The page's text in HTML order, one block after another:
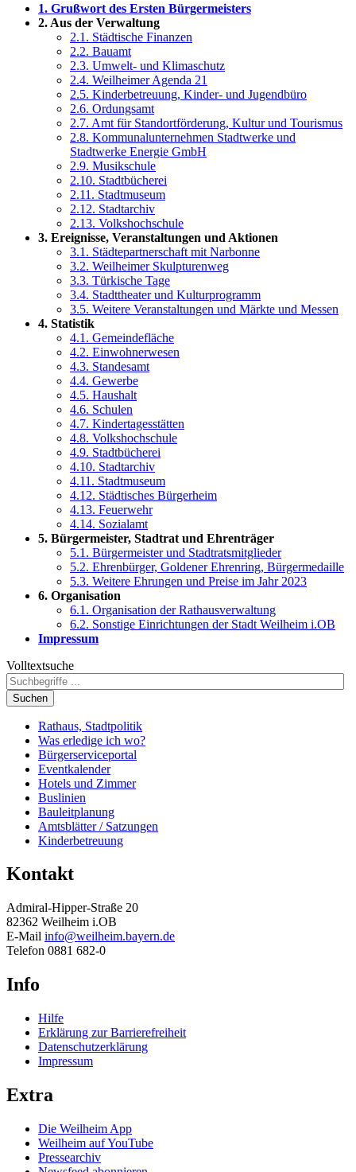
1. Grußwort des Ersten Bürgermeisters
2. Aus der Verwaltung
2.1. Städtische Finanzen
2.2. Bauamt
2.3. Umwelt- und Klimaschutz
2.4. Weilheimer Agenda 21
2.5. Kinderbetreuung, Kinder- und Jugendbüro
2.6. Ordungsamt
2.7. Amt für Standortförderung, Kultur und Tourismus
2.8. Kommunalunternehmen Stadtwerke und
Stadtwerke Energie GmbH
2.9. Musikschule
2.10. Stadtbücherei
2.11. Stadtmuseum
2.12. Stadtarchiv
2.13. Volkshochschule
3. Ereignisse, Veranstaltungen und Aktionen
3.1. Städtepartnerschaft mit Narbonne
3.2. Weilheimer Skulpturenweg
3.3. Türkische Tage
3.4. Stadttheater und Kulturprogramm
3.5. Weitere Veranstaltungen und Märkte und Messen
4. Statistik
4.1. Gemeindefläche
4.2. Einwohnerwesen
4.3. Standesamt
4.4. Gewerbe
4.5. Haushalt
4.6. Schulen
4.7. Kindertagesstätten
4.8. Volkshochschule
4.9. Stadtbücherei
4.10. Stadtarchiv
4.11. Stadtmuseum
4.12. Städtisches Bürgerheim
4.13. Feuerwehr
4.14. Sozialamt
5. Bürgermeister, Stadtrat und Ehrenträger
5.1. Bürgermeister und Stadtratsmitglieder
5.2. Ehrenbürger, Goldener Ehrenring, Bürgermedaille
5.3. Weitere Ehrungen und Preise im Jahr 2023
6. Organisation
6.1. Organisation der Rathausverwaltung
6.2. Sonstige Einrichtungen der Stadt Weilheim i.OB
Impressum
Volltextsuche
Suchen
Rathaus, Stadtpolitik
Was erledige ich wo?
Bürgerserviceportal
Eventkalender
Hotels und Zimmer
Buslinien
Bauleitplanung
Amtsblätter / Satzungen
Kinderbetreuung
Kontakt
Admiral-Hipper-Straße 20
82362 Weilheim i.OB
E-Mail info@weilheim.bayern.de
Telefon 0881 682-0
Info
Hilfe
Erklärung zur Barrierefreiheit
Datenschutzerklärung
Impressum
Extra
Die Weilheim App
Weilheim auf YouTube
Pressearchiv